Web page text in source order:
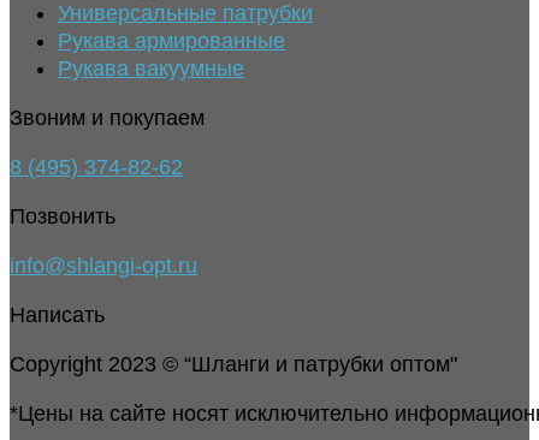
Универсальные патрубки
Рукава армированные
Рукава вакуумные
Звоним и покупаем
8 (495) 374-82-62
Позвонить
info@shlangi-opt.ru
Написать
Copyright 2023 © “Шланги и патрубки оптом"
*Цены на сайте носят исключительно